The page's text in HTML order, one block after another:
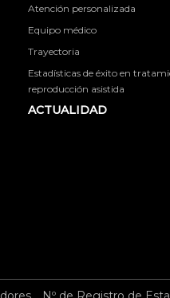
Atención personalizada
Equipo médico
Trayectoria
Estadísticas de éxito en
reproducción asistida
ACTUALIDAD